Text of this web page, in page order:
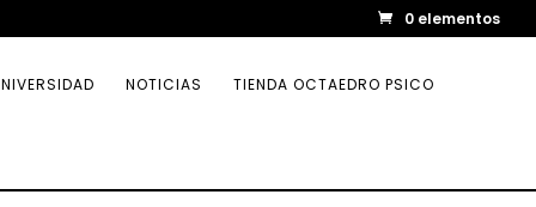
0 elementos
NOTICIAS TIENDA OCTAEDRO PSICO